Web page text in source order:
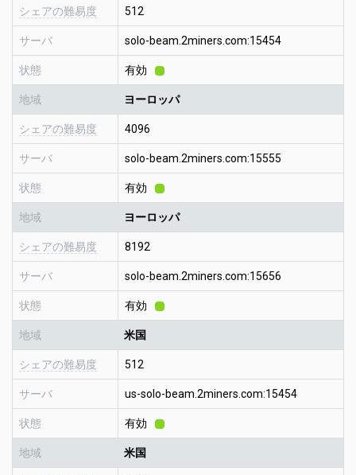
シェアの難易度 512
サーバ solo-beam.2miners.com:15454
状態 有効
地域 ヨーロッパ
シェアの難易度 4096
サーバ solo-beam.2miners.com:15555
状態 有効
地域 ヨーロッパ
シェアの難易度 8192
サーバ solo-beam.2miners.com:15656
状態 有効
地域 米国
シェアの難易度 512
サーバ us-solo-beam.2miners.com:15454
状態 有効
地域 米国